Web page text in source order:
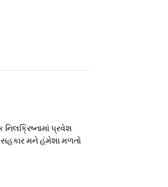
પ્રવેશ
મને હંમેશા મળતો‌